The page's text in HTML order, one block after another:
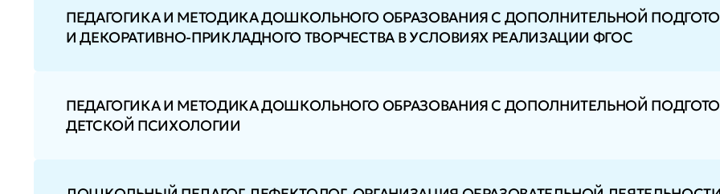
ПЕДАГОГИКА И МЕТОДИКА ДОШКОЛЬНОГО ОБРАЗОВАНИЯ С ДОПОЛНИТЕЛЬНОЙ
И ДЕКОРАТИВНО-ПРИКЛАДНОГО ТВОРЧЕСТВА В УСЛОВИЯХ РЕАЛИЗАЦИИ ФГОС
ПЕДАГОГИКА И МЕТОДИКА ДОШКОЛЬНОГО ОБРАЗОВАНИЯ С ДОПОЛНИТЕЛЬНОЙ
ДЕТСКОЙ ПСИХОЛОГИИ